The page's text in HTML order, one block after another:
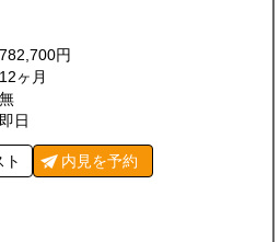
782,700円
12ヶ月
無
即日
ト 内見を予約